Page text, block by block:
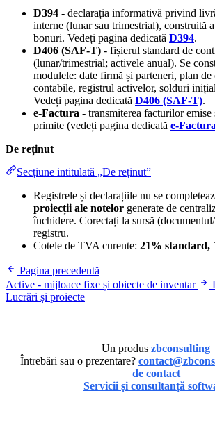
D394 - declarația informativă privind
interne (lunar sau trimestrial), construită
bonuri. Vedeți pagina dedicată D394.
D406 (SAF-T) - fișierul standard de
(lunar/trimestrial; activele anual). Se
modulele: date firmă și parteneri, plan
contabile, registrul activelor, solduri
Vedeți pagina dedicată D406 (SAF-T).
e-Factura - transmiterea facturilor emise
primite (vedeți pagina dedicată e-
De reținut
Secțiune intitulată „De reținut”
Registrele și declarațiile nu se
proiecții ale notelor generate de
închidere. Corectați la sursă
registru.
Cotele de TVA curente: 21% standard,
Pagina precedentă
Active - mijloace fixe și obiecte de inventar
Lucrări și proiecte
Un produs zbconsulting
Întrebări sau o prezentare?
de contact
Servicii și consultanță